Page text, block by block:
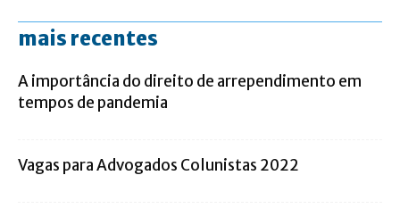
mais recentes
A importância do direito de arrependimento em
tempos de pandemia
Vagas para Advogados Colunistas 2022